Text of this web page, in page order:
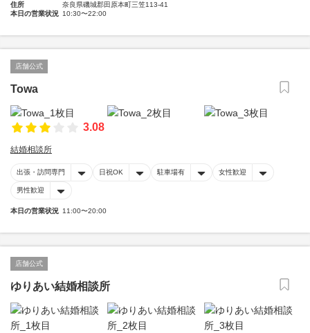
住所
奈良県磯城郡田原本町三笠113-41
本日の営業状況 10:30〜22:00
店舗公式
Towa
3.08
結婚相談所
出張・訪問専門 日祝OK 駐車場有 女性歓迎
男性歓迎
本日の営業状況 11:00〜20:00
店舗公式
ゆりあい結婚相談所